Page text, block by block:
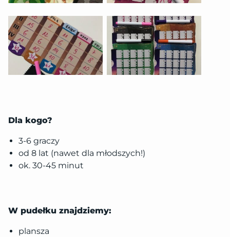
Dla kogo?
3-6 graczy
od 8 lat (nawet dla młodszych!)
ok. 30-45 minut
W pudełku znajdziemy:
plansza